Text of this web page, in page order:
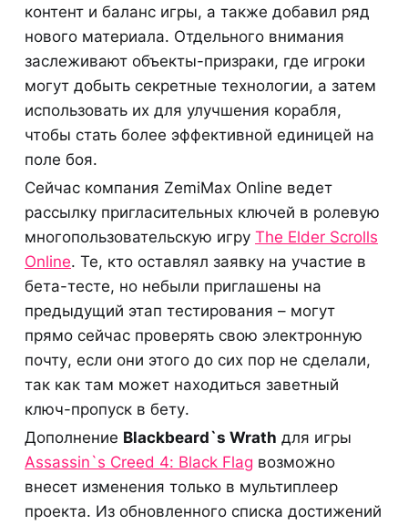
контент и баланс игры, а также добавил ряд
нового материала. Отдельного внимания
заслеживают объекты-призраки, где игроки
могут добыть секретные технологии, а затем
использовать их для улучшения корабля,
чтобы стать более эффективной единицей на
поле боя.
Сейчас компания ZemiMax Online ведет
рассылку пригласительных ключей в ролевую
многопользовательскую игру The Elder Scrolls
Online. Те, кто оставлял заявку на участие в
бета-тесте, но небыли приглашены на
предыдущий этап тестирования – могут
прямо сейчас проверять свою электронную
почту, если они этого до сих пор не сделали,
так как там может находиться заветный
ключ-пропуск в бету.
Дополнение Blackbeard`s Wrath для игры
Assassin`s Creed 4: Black Flag возможно
внесет изменения только в мультиплеер
проекта. Из обновленного списка достижений